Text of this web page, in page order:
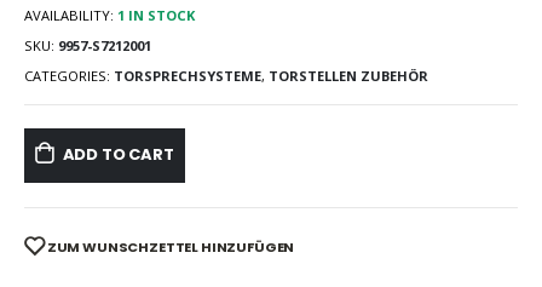
AVAILABILITY: 1 IN STOCK
SKU: 9957-S7212001
CATEGORIES: TORSPRECHSYSTEME, TORSTELLEN ZUBEHÖR
ADD TO CART
ZUM WUNSCHZETTEL HINZUFÜGEN